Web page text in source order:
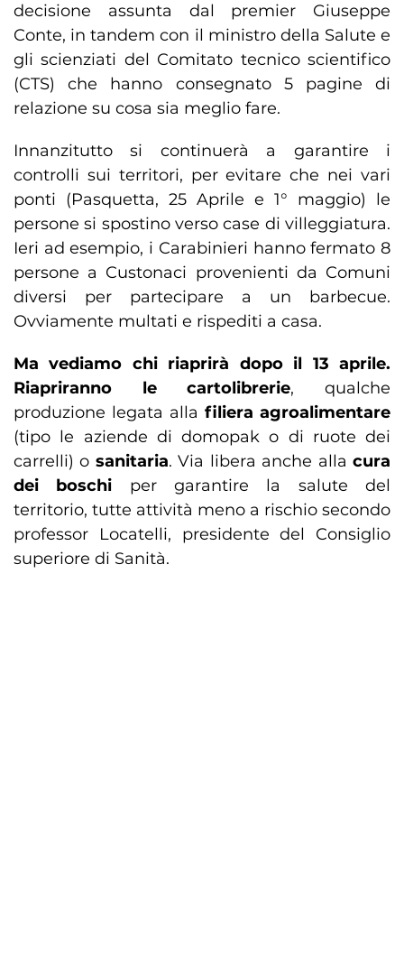
decisione assunta dal premier Giuseppe
Conte, in tandem con il ministro della Salute e
gli scienziati del Comitato tecnico scientifico
(CTS) che hanno consegnato 5 pagine di
relazione su cosa sia meglio fare.
Innanzitutto si continuerà a garantire i
controlli sui territori, per evitare che nei vari
ponti (Pasquetta, 25 Aprile e 1° maggio) le
persone si spostino verso case di villeggiatura.
Ieri ad esempio, i Carabinieri hanno fermato 8
persone a Custonaci provenienti da Comuni
diversi per partecipare a un barbecue.
Ovviamente multati e rispediti a casa.
Ma vediamo chi riaprirà dopo il 13 aprile.
Riapriranno le cartolibrerie, qualche
produzione legata alla filiera agroalimentare
(tipo le aziende di domopak o di ruote dei
carrelli) o sanitaria. Via libera anche alla cura
dei boschi per garantire la salute del
territorio, tutte attività meno a rischio secondo
professor Locatelli, presidente del Consiglio
superiore di Sanità.